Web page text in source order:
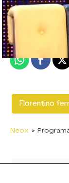
neox
Madrid
Publicado: 08
Whatsapp X
Florentino
Neox »